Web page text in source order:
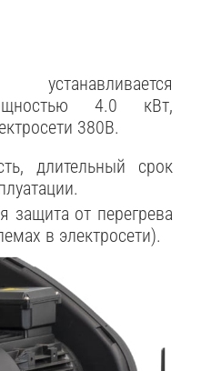
4.0 кВт,
380В.
длительный срок
защита от перегрева
в электросети).